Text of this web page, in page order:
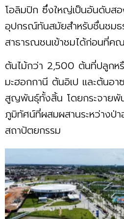
โอลิมปิก ซึ่งใหญ่เป็นอันดับส
อุปกรณ์ทันสมัยสำหรับชื่นชมธ
สาธารณชนเข้าชมได้ก่อนที่ค
ต้นไม้กว่า 2,500 ต้นที่ปลูกห
มะฮอกกานี ต้นอิเป และต้นอา
สูญพันธุ์ทั้งสิ้น โดยกระจายพั
ภูมิทัศน์ที่ผสมผสานระหว่างป่า
สถาปัตยกรรม